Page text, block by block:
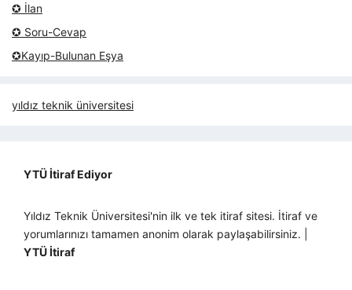
✪ İlan
✪ Soru-Cevap
✪Kayıp-Bulunan Eşya
yıldız teknik üniversitesi
YTÜ İtiraf Ediyor
Yıldız Teknik Üniversitesi'nin ilk ve tek itiraf sitesi. İtiraf ve
yorumlarınızı tamamen anonim olarak paylaşabilirsiniz. |
YTÜ İtiraf